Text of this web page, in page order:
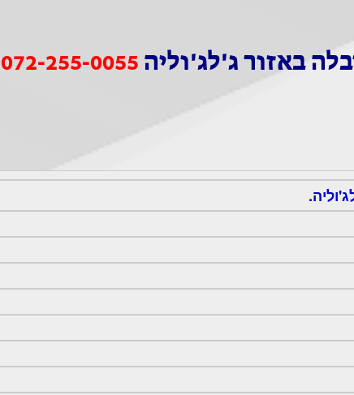
באזור ג'לג'וליה 072-255-0055